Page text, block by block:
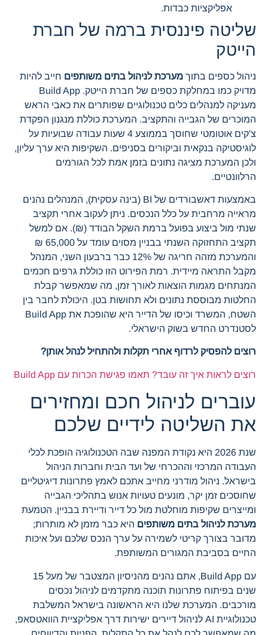
אפליקציות כבדות.
שליטה פיננסית ברמה של חברת
הייטק
ניהול כספים בתוך מערכת לניהול בתים משותפים חייב להיות
מדויק כמו במחלקת כספים של חברת הייטק. Build App
מעניקה למנהלים כלים טכנולוגיים שפותרים את כאבי הראש
המוכרים של הגבייה והתקציב. המערכת כוללת מנגנון הפקדת
צ'קים אוטומטי שחוסך בממוצע 4 שעות עבודה שבועיות על
לוגיסטיקה בנקאית וביקורים בסניפים. השקיפות היא ערך עליון,
ולכן המערכת מציגה נתונים בזמן אמת לכל הגורמים
הרלוונטיים.
באמצעות דאשבורדים של BI (בינה עסקית), המנהלים נהנים
מראייה מרחבית על כלל הנכסים. ניתן לעקוב אחרי תקציב
שנתי מול ביצוע בפועל ברמת השקל הבודד (₪). אם למשל
תקציב התחזוקה השנתי בבניין מסוים עומד על 65,000 ₪
והמערכת מזהה חריגה של 12% כבר ברבעון השני, המנהל
מקבל התראה מיידית. רמת הפירוט הזו כוללת גרפים חכמים
המנתחים מגמות הוצאות לאורך זמן, מה שמאפשר קבלת
החלטות מבוססת נתונים ולא תחושות בטן. היכולת לחבר בין
השטח, המשרד וכיסו של הדייר היא שהופכת את Build App
לסטנדרט החדש בשוק הישראלי.
רוצים להפסיק לרדוף אחרי תקלות ולהתחיל לנהל אותן?
רוצים לראות איך זה עובד? תאמו פגישת הכרות עם Build App
עוברים לניהול חכם ומחזירים
את השליטה לידיים שלכם
שנת 2026 היא נקודת המפנה שבה הטכנולוגיה הופכת לכלי
העבודה המרכזי וההכרחי של ועד הבית וחברות הניהול
בישראל. ניהול מודרני מחייב אתכם לאמץ פתרונות דיגיטליים
שחוסכים זמן יקר, מונעים טעויות אנוש בתהליכי הגבייה
ומייצרים שקיפות מוחלטת מול כל דייר ודיירת בבניין. הטמעת
מערכת לניהול בתים משותפים היא כבר מזמן לא מותרות;
מדובר בצורך קריטי לשמירה על ערך הנכס שלכם ועל איכות
החיים בסביבת המגורים המשותפת.
עם Build App, אתם נהנים מהניסיון המצטבר של מעל 15
שנים בפיתוח פתרונות תוכנה מתקדמים לניהול נכסים
מורכבים. המערכת שלנו היא הראשונה בישראל המשלבת
טכנולוגיית AI לניהול דיירים ישירות דרך אפליקציית הוואטסאפ,